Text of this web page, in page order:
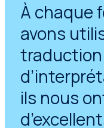
À chaque
avons
ils nous